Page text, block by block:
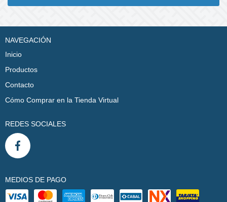
NAVEGACIÓN
Inicio
Productos
Contacto
Cómo Comprar en la Tienda Virtual
REDES SOCIALES
MEDIOS DE PAGO